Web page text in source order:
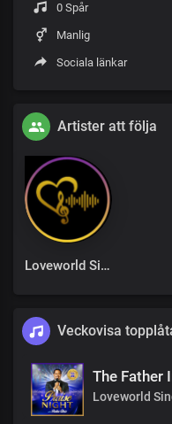
0 Spår
Manlig
Sociala länkar
Artister att följa
Loveworld Singers
Veckovisa
The Father
Loveworld